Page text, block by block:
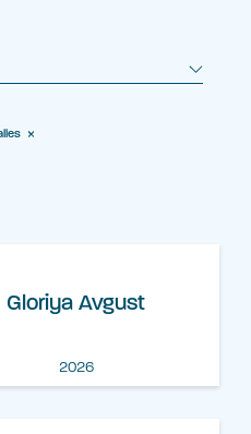
Gloriya Avgust
2026